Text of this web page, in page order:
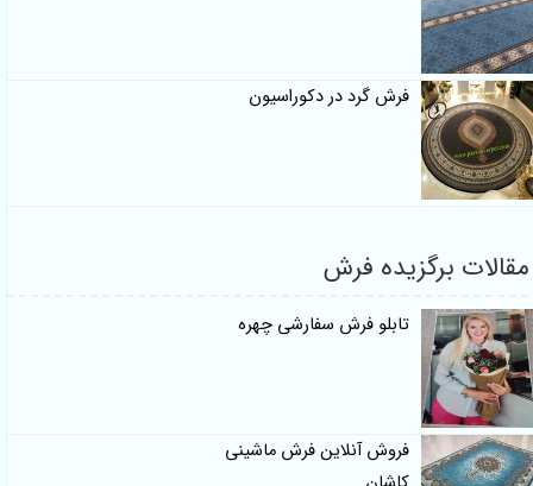
فرش گرد در دکوراسیون
مقالات برگزیده فرش
تابلو فرش سفارشی چهره
فروش آنلاین فرش ماشینی